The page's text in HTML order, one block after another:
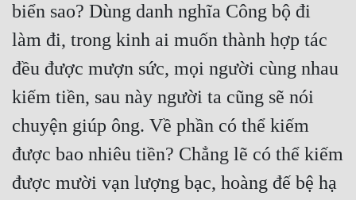
biển sao? Dùng danh nghĩa Công bộ đi
làm đi, trong kinh ai muốn thành hợp tác
đều được mượn sức, mọi người cùng nhau
kiếm tiền, sau này người ta cũng sẽ nói
chuyện giúp ông. Về phần có thể kiếm
được bao nhiêu tiền? Chẳng lẽ có thể kiếm
được mười vạn lượng bạc, hoàng đế bệ hạ